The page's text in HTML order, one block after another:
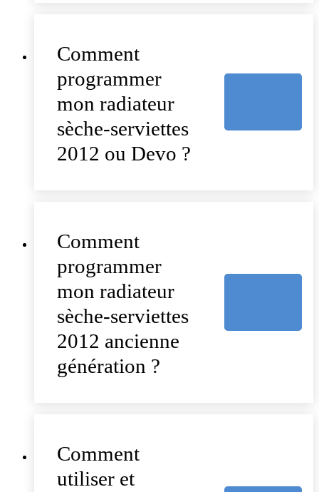
Comment
programmer
mon radiateur
sèche-serviettes
2012 ou Devo ?
Comment
programmer
mon radiateur
sèche-serviettes
2012 ancienne
génération ?
Comment
utiliser et